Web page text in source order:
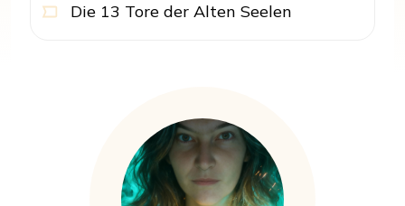
Die 13 Tore der Alten Seelen